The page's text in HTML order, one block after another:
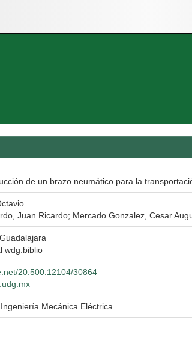
de un brazo neumático para la
Juan Ricardo; Mercado Gonzalez, Cesar
wdg.biblio
20.500.12104/30864
Mecánica Eléctrica